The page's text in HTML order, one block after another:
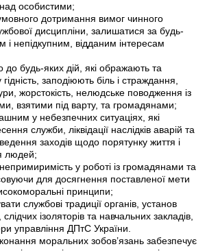
особистими;
дотримання вимог чинного
дисципліни, залишатися за будь-
і непідкупним, відданим інтересам
до будь-яких дій, які ображають та
заподіюють біль і страждання,
жорстокість, нелюдське поводження із
взятими під варту, та громадянами;
у небезпечних ситуаціях, які
служби, ліквідації наслідків аварій та
заходів щодо порятунку життя і
людей;
непримиримість у роботі із громадянами та
для досягнення поставленої мети
принципи;
службові традиції органів, установ
ізоляторів та навчальних закладів,
управління ДПтС України.
моральних зобов’язань забезпечує